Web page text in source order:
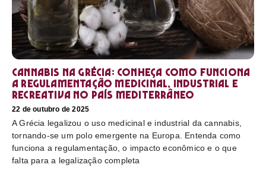
Cannabis na Grécia: conheça como funciona
a regulamentação medicinal, industrial e
recreativa no país mediterrâneo
22 de outubro de 2025
A Grécia legalizou o uso medicinal e industrial da cannabis,
tornando-se um polo emergente na Europa. Entenda como
funciona a regulamentação, o impacto econômico e o que
falta para a legalização completa